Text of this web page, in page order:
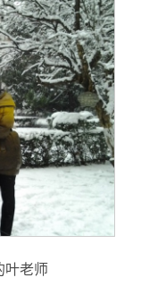
叶老师